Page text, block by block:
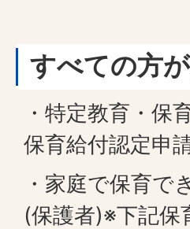
すべての方
・特定教育・保
保育給付認定申
・家庭で保育で
(保護者)※下記保